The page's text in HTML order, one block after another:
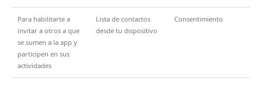
Para habilitarte a
invitar a otros a que
se sumen a la app y
participen en sus
actividades
Lista de contactos
desde tu dispositivo
Consentimiento